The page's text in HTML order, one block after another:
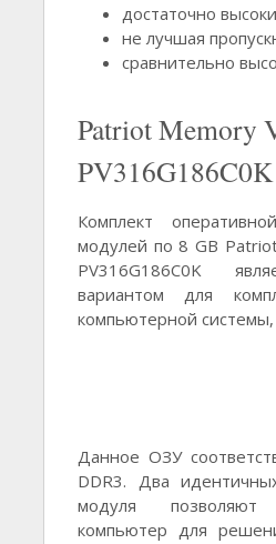
достаточно
не лучшая
сравнительно
Patriot Memory
PV316G186C0K
Комплект
модулей по 8 GB
PV316G186C0K
вариантом для
компьютерной
Данное ОЗУ
DDR3. Два
модуля позволяют
компьютер для